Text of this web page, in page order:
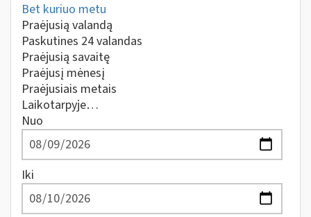
Bet kuriuo metu
Praėjusią valandą
Paskutines 24 valandas
Praėjusią savaitę
Praėjusį mėnesį
Praėjusiais metais
Laikotarpyje…
Nuo
Iki